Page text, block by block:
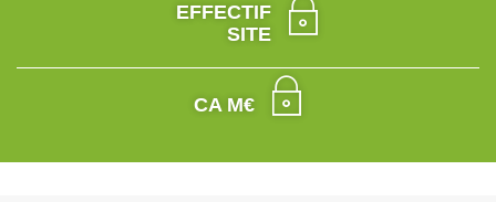
EFFECTIF
SITE
CA M€